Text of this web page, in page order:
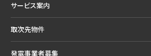
サービス案内
取次先物件
発電事業者募集